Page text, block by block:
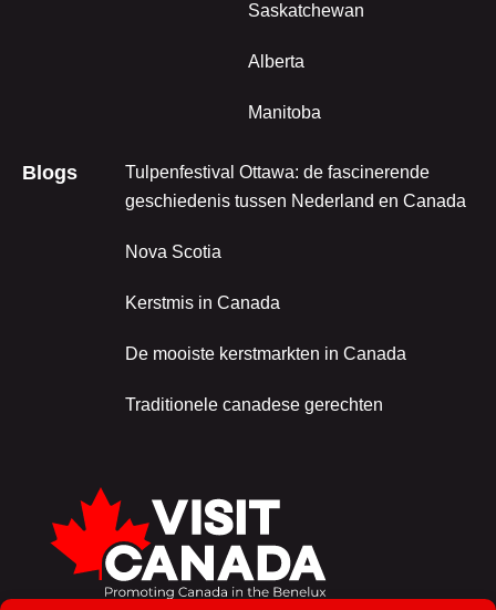
Saskatchewan
Alberta
Manitoba
Blogs
Tulpenfestival Ottawa: de fascinerende
geschiedenis tussen Nederland en Canada
Nova Scotia
Kerstmis in Canada
De mooiste kerstmarkten in Canada
Traditionele canadese gerechten